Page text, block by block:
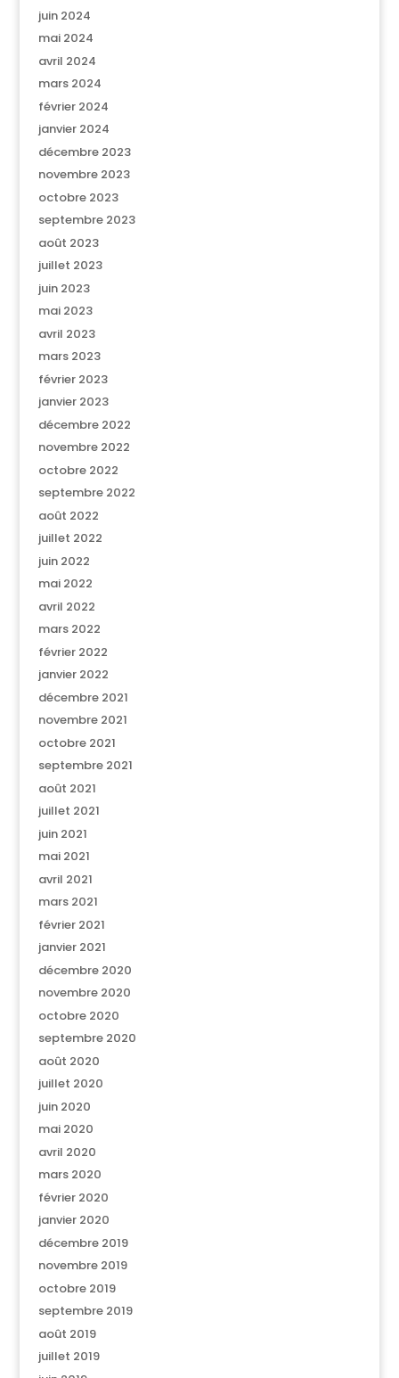
juin 2024
mai 2024
avril 2024
mars 2024
février 2024
janvier 2024
décembre 2023
novembre 2023
octobre 2023
septembre 2023
août 2023
juillet 2023
juin 2023
mai 2023
avril 2023
mars 2023
février 2023
janvier 2023
décembre 2022
novembre 2022
octobre 2022
septembre 2022
août 2022
juillet 2022
juin 2022
mai 2022
avril 2022
mars 2022
février 2022
janvier 2022
décembre 2021
novembre 2021
octobre 2021
septembre 2021
août 2021
juillet 2021
juin 2021
mai 2021
avril 2021
mars 2021
février 2021
janvier 2021
décembre 2020
novembre 2020
octobre 2020
septembre 2020
août 2020
juillet 2020
juin 2020
mai 2020
avril 2020
mars 2020
février 2020
janvier 2020
décembre 2019
novembre 2019
octobre 2019
septembre 2019
août 2019
juillet 2019